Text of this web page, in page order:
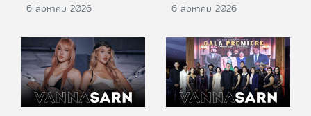
6 สิงหาคม 2026 6 สิงหาคม 2026